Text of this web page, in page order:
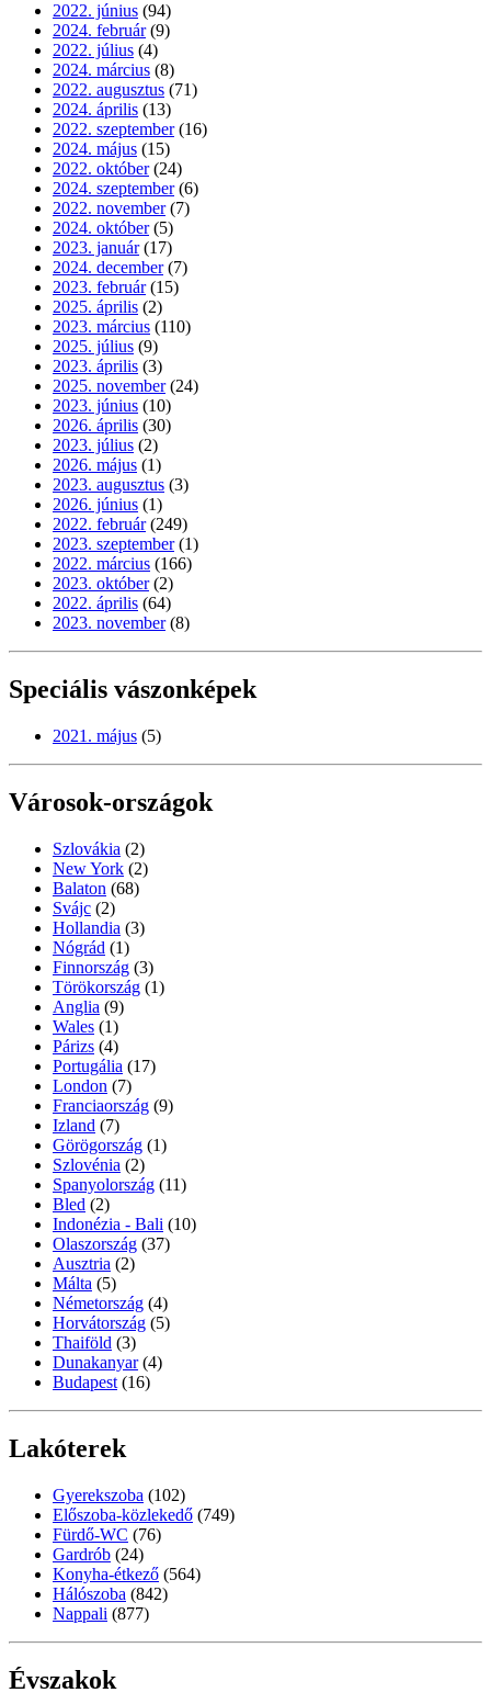
2022. június (94)
2024. február (9)
2022. július (4)
2024. március (8)
2022. augusztus (71)
2024. április (13)
2022. szeptember (16)
2024. május (15)
2022. október (24)
2024. szeptember (6)
2022. november (7)
2024. október (5)
2023. január (17)
2024. december (7)
2023. február (15)
2025. április (2)
2023. március (110)
2025. július (9)
2023. április (3)
2025. november (24)
2023. június (10)
2026. április (30)
2023. július (2)
2026. május (1)
2023. augusztus (3)
2026. június (1)
2022. február (249)
2023. szeptember (1)
2022. március (166)
2023. október (2)
2022. április (64)
2023. november (8)
Speciális vászonképek
2021. május (5)
Városok-országok
Szlovákia (2)
New York (2)
Balaton (68)
Svájc (2)
Hollandia (3)
Nógrád (1)
Finnország (3)
Törökország (1)
Anglia (9)
Wales (1)
Párizs (4)
Portugália (17)
London (7)
Franciaország (9)
Izland (7)
Görögország (1)
Szlovénia (2)
Spanyolország (11)
Bled (2)
Indonézia - Bali (10)
Olaszország (37)
Ausztria (2)
Málta (5)
Németország (4)
Horvátország (5)
Thaiföld (3)
Dunakanyar (4)
Budapest (16)
Lakóterek
Gyerekszoba (102)
Előszoba-közlekedő (749)
Fürdő-WC (76)
Gardrób (24)
Konyha-étkező (564)
Hálószoba (842)
Nappali (877)
Évszakok